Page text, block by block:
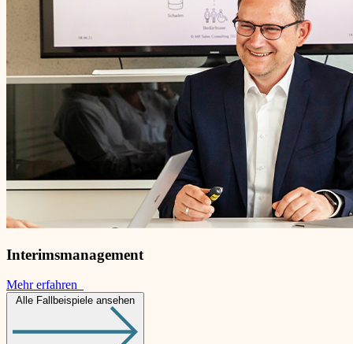
Interimsmanagement
Mehr erfahren
Alle Fallbeispiele ansehen